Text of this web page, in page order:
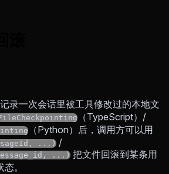
录一次会话里被工具修改过的本地文
（TypeScript）/
（Python）后，调用方可以用
...) /
...) 把文件回滚到某条用
。